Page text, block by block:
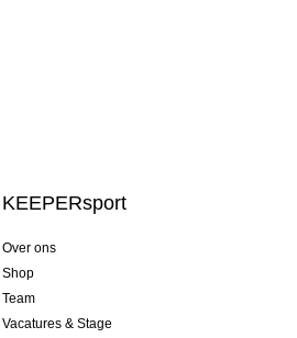
KEEPERsport
Over ons
Shop
Team
Vacatures & Stage